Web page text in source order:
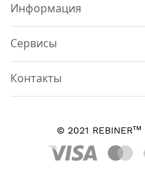
Информация
Сервисы
Контакты
© 2021 REBINERтм